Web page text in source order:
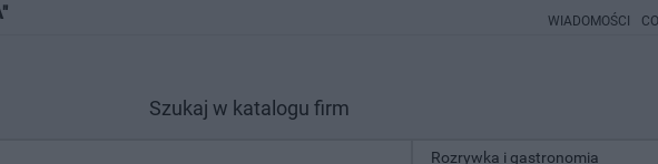
WIADOMOŚCI
Szukaj w katalogu firm